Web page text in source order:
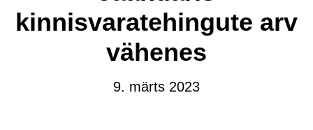
kinnisvaratehingute arv
vähenes
9. märts 2023